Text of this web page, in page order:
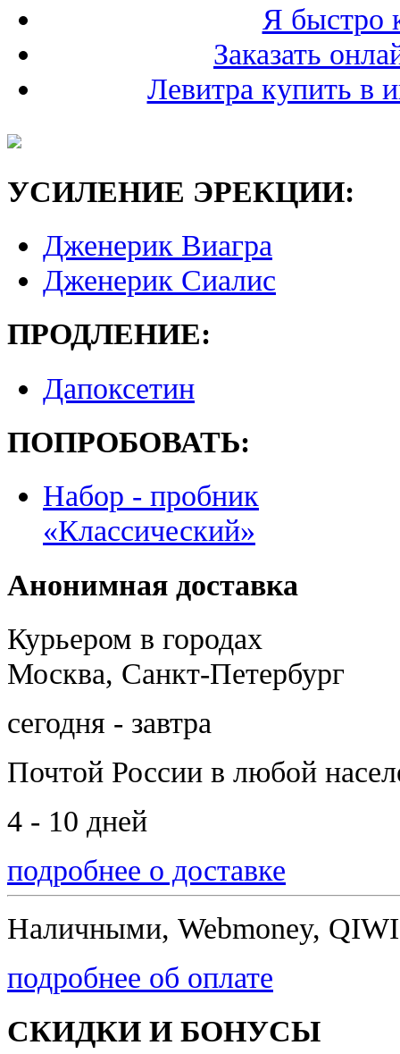
Я быстро
Заказать
Левитра купить в
УСИЛЕНИЕ ЭРЕКЦИИ:
Дженерик Виагра
Дженерик Сиалис
ПРОДЛЕНИЕ:
Дапоксетин
ПОПРОБОВАТЬ:
Набор - пробник
«Классический»
Анонимная доставка
Курьером в городах
Москва, Санкт-Петербург
сегодня - завтра
Почтой России в любой
4 - 10 дней
подробнее о доставке
Наличными, Webmoney,
подробнее об оплате
СКИДКИ И БОНУСЫ